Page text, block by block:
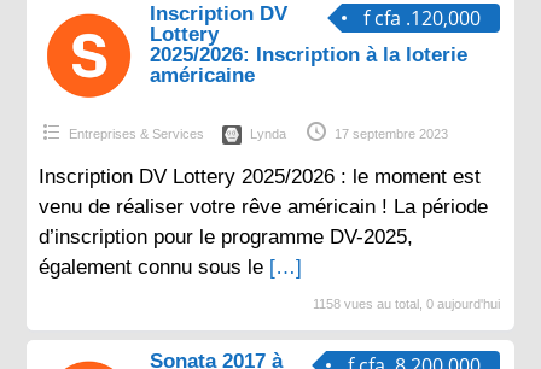
f cfa .120,000
Inscription DV
Lottery
2025/2026: Inscription à la loterie
américaine
Entreprises & Services Lynda 17 septembre 2023
Inscription DV Lottery 2025/2026 : le moment est
venu de réaliser votre rêve américain ! La période
d’inscription pour le programme DV-2025,
également connu sous le […]
1158 vues au total, 0 aujourd'hui
Sonata 2017 à